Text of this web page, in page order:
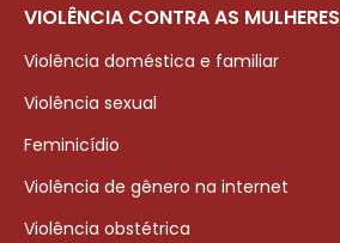
VIOLÊNCIA CONTRA AS MULHERES
Violência doméstica e familiar
Violência sexual
Feminicídio
Violência de gênero na internet
Violência obstétrica